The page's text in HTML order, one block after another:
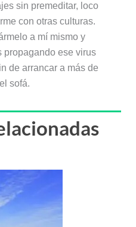
sin premeditar, loco
con otras culturas.
a mí mismo y
propagando ese virus
de arrancar a más de
sofá.